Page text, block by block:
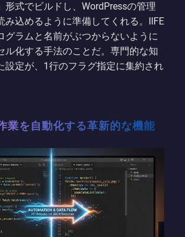
形式でビルドし、WordPressの管理
み込めるように準備してくれる。IIFE
グラムと名前がぶつからないように
ル化する手法のことだ。専門的な知
設定が、1行のフラグ指定に集約され
業を自動化する革新的な機能